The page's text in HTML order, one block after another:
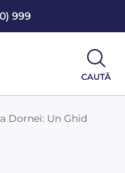
999
Dornei: Un Ghid